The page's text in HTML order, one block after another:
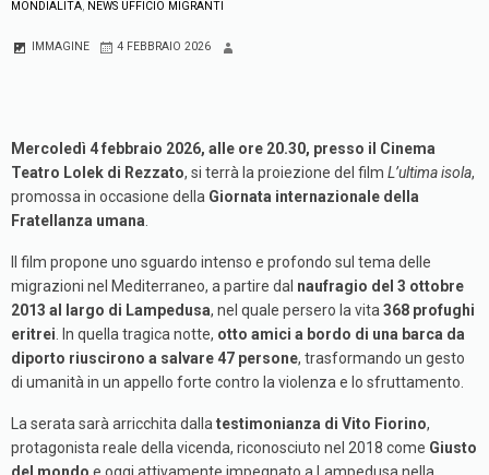
MONDIALITA, NEWS UFFICIO MIGRANTI
IMMAGINE 4 FEBBRAIO 2026
Mercoledì 4 febbraio 2026, alle ore 20.30, presso il Cinema
Teatro Lolek di Rezzato, si terrà la proiezione del film L’ultima isola,
promossa in occasione della Giornata internazionale della
Fratellanza umana
Il film propone uno sguardo intenso e profondo sul tema delle
migrazioni nel Mediterraneo, a partire dal naufragio del 3 ottobre
2013 al largo di Lampedusa, nel quale persero la vita 368 profughi
eritrei . In quella tragica notte, otto amici a bordo di una barca da
diporto riuscirono a salvare 47 persone, trasformando un gesto
di umanità in un appello forte contro la violenza e lo sfruttamento.
La serata sarà arricchita dalla testimonianza di Vito Fiorino,
protagonista reale della vicenda, riconosciuto nel 2018 come Giusto
del mondo e oggi attivamente impegnato a Lampedusa nella